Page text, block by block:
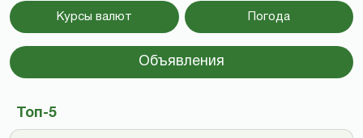
Курсы валют Погода
Объявления
Топ-5